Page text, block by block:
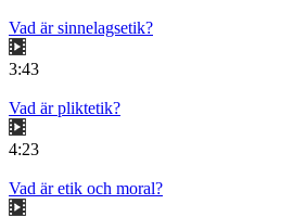
Vad är sinnelagsetik?
3:43
Vad är pliktetik?
4:23
Vad är etik och moral?